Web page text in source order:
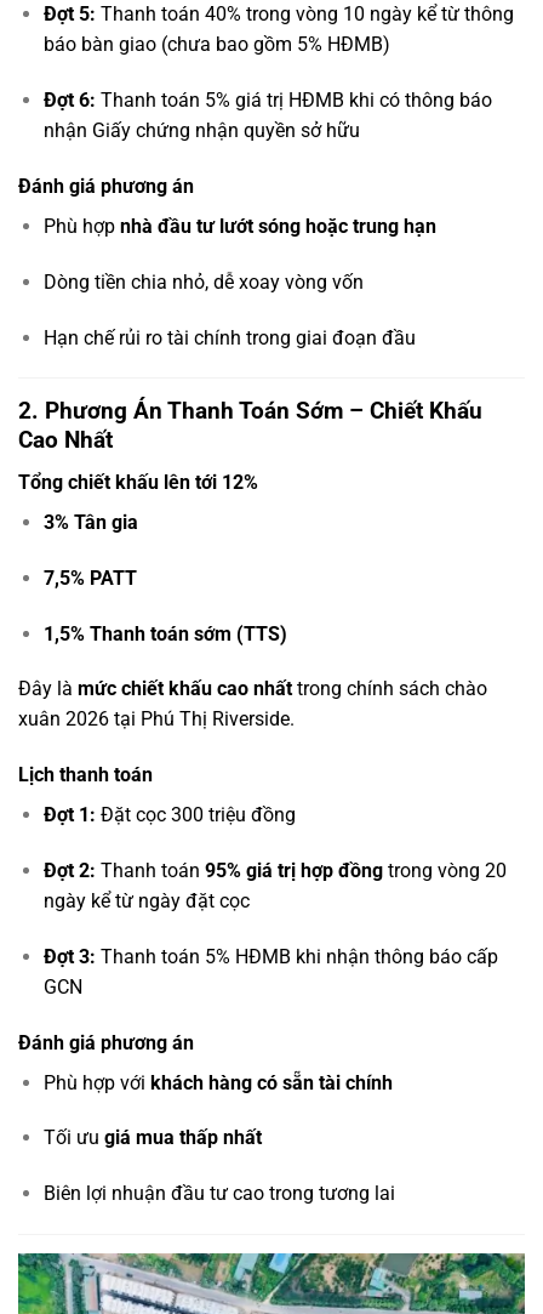
Đợt 5: Thanh toán 40% trong vòng 10 ngày kể từ thông
báo bàn giao (chưa bao gồm 5% HĐMB)
Đợt 6: Thanh toán 5% giá trị HĐMB khi có thông báo
nhận Giấy chứng nhận quyền sở hữu
Đánh giá phương án
Phù hợp nhà đầu tư lướt sóng hoặc trung hạn
Dòng tiền chia nhỏ, dễ xoay vòng vốn
Hạn chế rủi ro tài chính trong giai đoạn đầu
2. Phương Án Thanh Toán Sớm – Chiết Khấu
Cao Nhất
Tổng chiết khấu lên tới 12%
3% Tân gia
7,5% PATT
1,5% Thanh toán sớm (TTS)
Đây là mức chiết khấu cao nhất trong chính sách chào
xuân 2026 tại Phú Thị Riverside.
Lịch thanh toán
Đợt 1: Đặt cọc 300 triệu đồng
Đợt 2: Thanh toán 95% giá trị hợp đồngtrong vòng 20
ngày kể từ ngày đặt cọc
Đợt 3: Thanh toán 5% HĐMB khi nhận thông báo cấp
GCN
Đánh giá phương án
Phù hợp với khách hàng có sẵn tài chính
Tối ưu giá mua thấp nhất
Biên lợi nhuận đầu tư cao trong tương lai